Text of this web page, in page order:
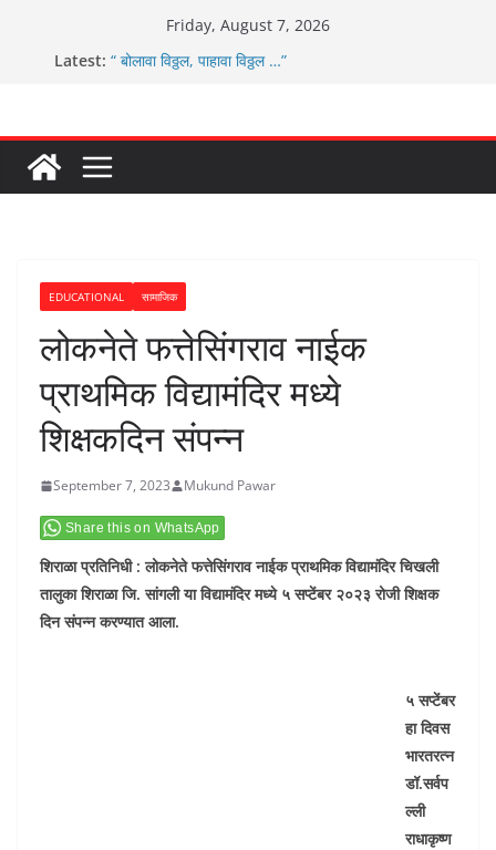
Friday, August 7, 2026
Latest:
ग्रामपंचायत बांबवडे च्या वतीने ४५० एनसीएमसी कार्ड वितरीत
“ बोलावा विठ्ठल, पाहावा विठ्ठल …”
EDUCATIONAL सामाजिक
लोकनेते फत्तेसिंगराव नाईक
प्राथमिक विद्यामंदिर मध्ये
शिक्षकदिन संपन्न
September 7, 2023 Mukund Pawar
Share this on WhatsApp
शिराळा प्रतिनिधी : लोकनेते फत्तेसिंगराव नाईक प्राथमिक विद्यामंदिर चिखली
तालुका शिराळा जि. सांगली या विद्यामंदिर मध्ये ५ सप्टेंबर २०२३ रोजी शिक्षक
दिन संपन्न करण्यात आला.
५ सप्टेंबर
हा दिवस
भारतरत्न
डॉ.सर्वप
ल्ली
राधाकृष्ण